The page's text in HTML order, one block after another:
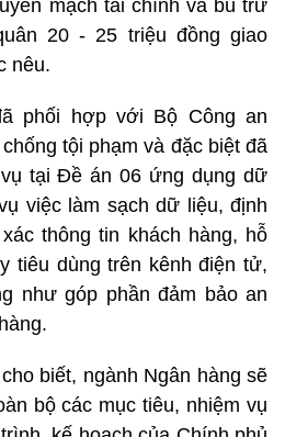
mạch tài chính và bù trừ
20 - 25 triệu đồng giao
nêu.
phối hợp với Bộ Công an
tội phạm và đặc biệt đã
tại Đề án 06 ứng dụng dữ
việc làm sạch dữ liệu, định
thông tin khách hàng, hỗ
tiêu dùng trên kênh điện tử,
như góp phần đảm bảo an
biết, ngành Ngân hàng sẽ
bộ các mục tiêu, nhiệm vụ